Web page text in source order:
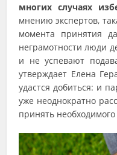
многих случаях
мнению экспертов,
момента принятия
неграмотности люди
и не успевают
утверждает Елена
удастся добиться: и
уже неоднократно
принять